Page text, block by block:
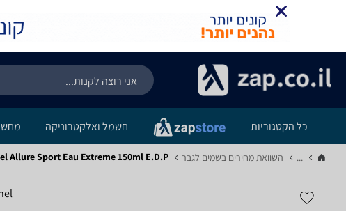
כל הקטגוריות חשמל ואלקטרוניקה
... השוואת מחירים בשמים לגבר‏ Allure Sport Eau Extreme 150ml E.D.P